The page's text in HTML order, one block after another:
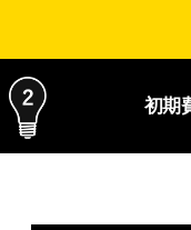
初期